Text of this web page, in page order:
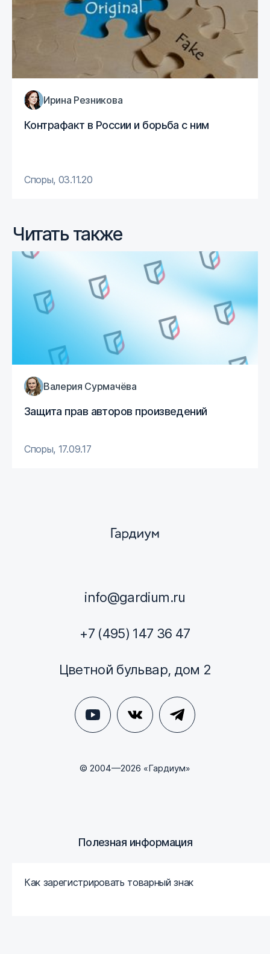
Контрафакт в России и борьба с ним
Ирина Резникова
Споры, 03.11.20
Читать также
Защита прав авторов произведений
Валерия Сурмачёва
Споры, 17.09.17
info@gardium.ru
+7 (495) 147 36 47
Цветной бульвар, дом 2
© 2004—2026 «Гардиум»
Полезная информация
Как зарегистрировать товарный знак